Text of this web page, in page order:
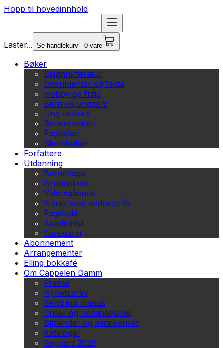
Hopp til hovedinnhold
Laster... Se handlekurv - 0 vare
Bøker
Skjønnlitteratur
Dokumentar og fakta
Hobby og fritid
Barn og ungdom
Ung voksen
Serieromaner
Fagbøker
Skolebøker
Forfattere
Utdanning
Barnehage
Grunnskole
Videregående
Norsk som andrespråk
Fagskole
Akademisk
Forskning
Abonnement
Arrangementer
Elling bokkafé
Om Cappelen Damm
Presse
Nyhetsbrev
Send inn manus
Priser og nominasjoner
Stipender og minnepriser
Kataloger
Rapport 2025